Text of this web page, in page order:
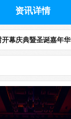
资讯详情
幕庆典暨圣诞嘉年华